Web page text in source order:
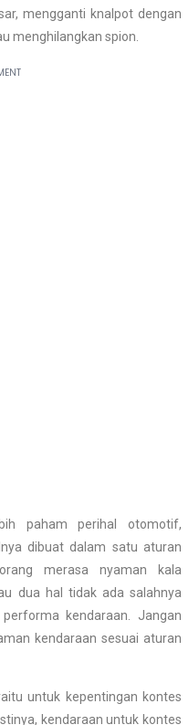
mengganti knalpot dengan
menghilangkan spion.
paham perihal otomotif,
dibuat dalam satu aturan
merasa nyaman kala
dua hal tidak ada salahnya
kendaraan. Jangan
kendaraan sesuai aturan
untuk kepentingan kontes
kendaraan untuk kontes